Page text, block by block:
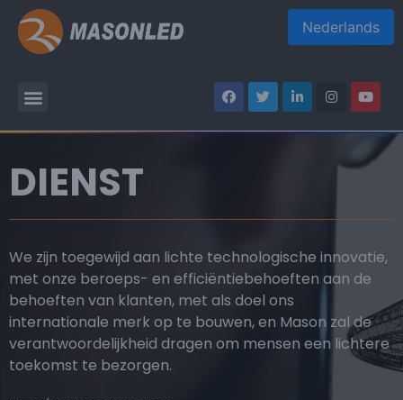
DIENST
We zijn toegewijd aan lichte technologische innovatie,
met onze beroeps- en efficiëntiebehoeften aan de
behoeften van klanten, met als doel ons
internationale merk op te bouwen, en Mason zal de
verantwoordelijkheid dragen om mensen een lichtere
toekomst te bezorgen.
Nederlands